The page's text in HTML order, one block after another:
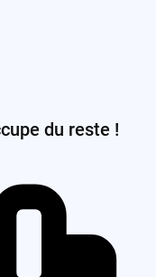
du reste !